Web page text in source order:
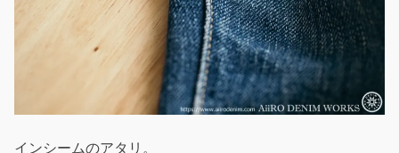
インシームのアタリ。